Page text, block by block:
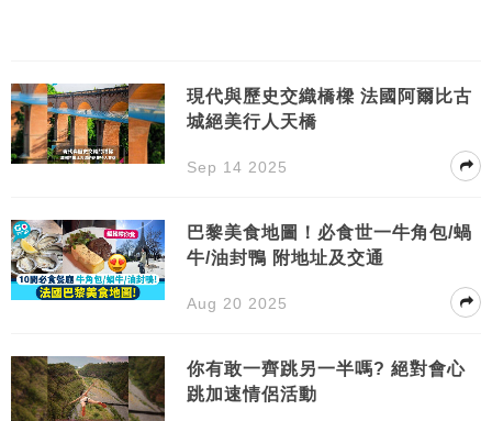
現代與歷史交織橋樑 法國阿爾比古
城絕美行人天橋
Sep 14 2025
巴黎美食地圖！必食世一牛角包/蝸
牛/油封鴨 附地址及交通
Aug 20 2025
你有敢一齊跳另一半嗎? 絕對會心
跳加速情侶活動